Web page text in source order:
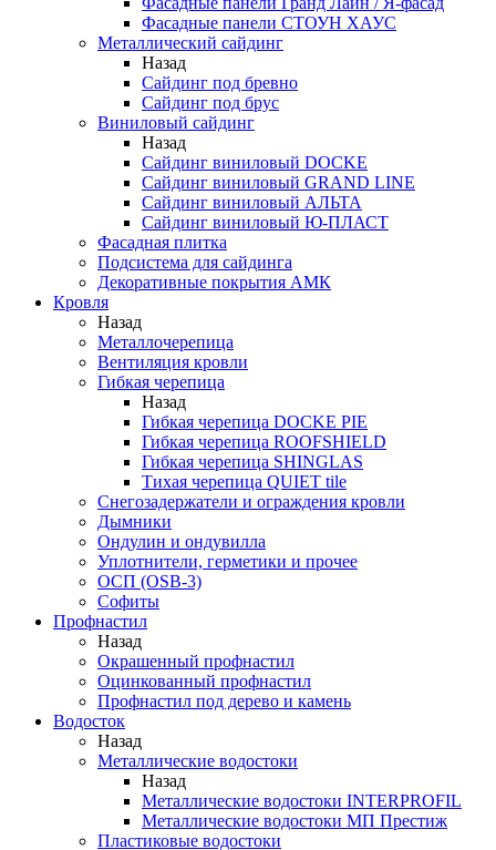
Фасадные панели СТОУН ХАУС
Металлический сайдинг
Назад
Сайдинг под бревно
Сайдинг под брус
Виниловый сайдинг
Назад
Сайдинг виниловый DOCKE
Сайдинг виниловый GRAND LINE
Сайдинг виниловый АЛЬТА
Сайдинг виниловый Ю-ПЛАСТ
Фасадная плитка
Подсистема для сайдинга
Декоративные покрытия АМК
Кровля
Назад
Металлочерепица
Вентиляция кровли
Гибкая черепица
Назад
Гибкая черепица DOCKE PIE
Гибкая черепица ROOFSHIELD
Гибкая черепица SHINGLAS
Тихая черепица QUIET tile
Снегозадержатели и ограждения кровли
Дымники
Ондулин и ондувилла
Уплотнители, герметики и прочее
ОСП (OSB-3)
Софиты
Профнастил
Назад
Окрашенный профнастил
Оцинкованный профнастил
Профнастил под дерево и камень
Водосток
Назад
Металлические водостоки
Назад
Металлические водостоки INTERPROFIL
Металлические водостоки МП Престиж
Пластиковые водостоки